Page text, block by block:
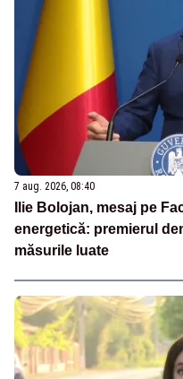
7 aug. 2026, 08:40
Ilie Bolojan, mesaj pe
energetică: premierul
măsurile luate